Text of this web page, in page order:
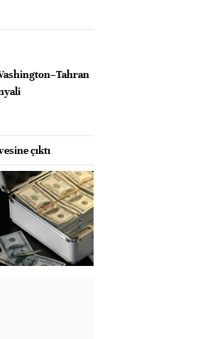
çıktı